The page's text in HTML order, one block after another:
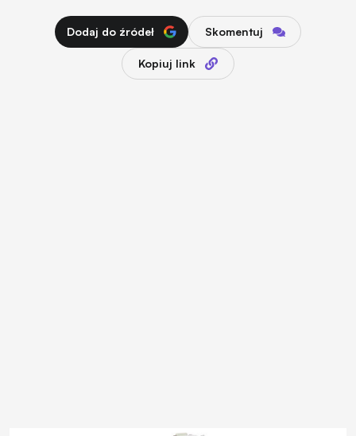
Dodaj do źródeł Skomentuj
Kopiuj link